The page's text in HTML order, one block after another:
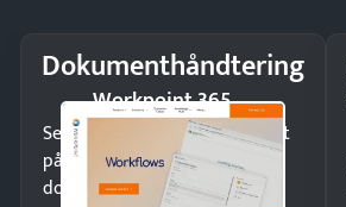
Dokumenthåndtering
Workpoint 365
Send kontrakter til underskrift
på minutter og mist ingen
dokumenter.